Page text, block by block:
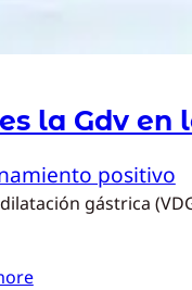
la Gdv en
positivo
gástrica